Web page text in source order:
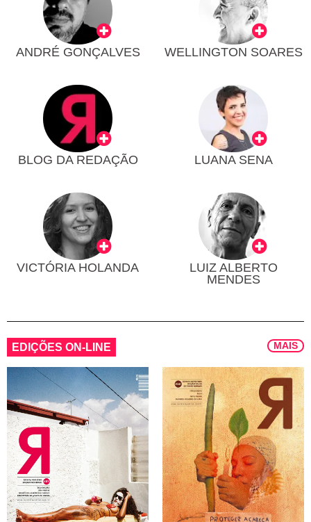
ANDRÉ GONÇALVES WELLINGTON SOARES
BLOG DA REDAÇÃO LUANA SENA
VICTÓRIA HOLANDA
LUIZ ALBERTO
MENDES
EDIÇÕES ON-LINE MAIS